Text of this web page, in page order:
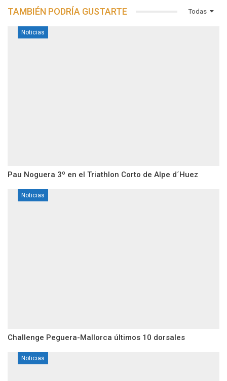
Todas
TAMBIÉN PODRÍA GUSTARTE
Noticias
Pau Noguera 3º en el Triathlon Corto de Alpe d´Huez
Noticias
Challenge Peguera-Mallorca últimos 10 dorsales
Noticias